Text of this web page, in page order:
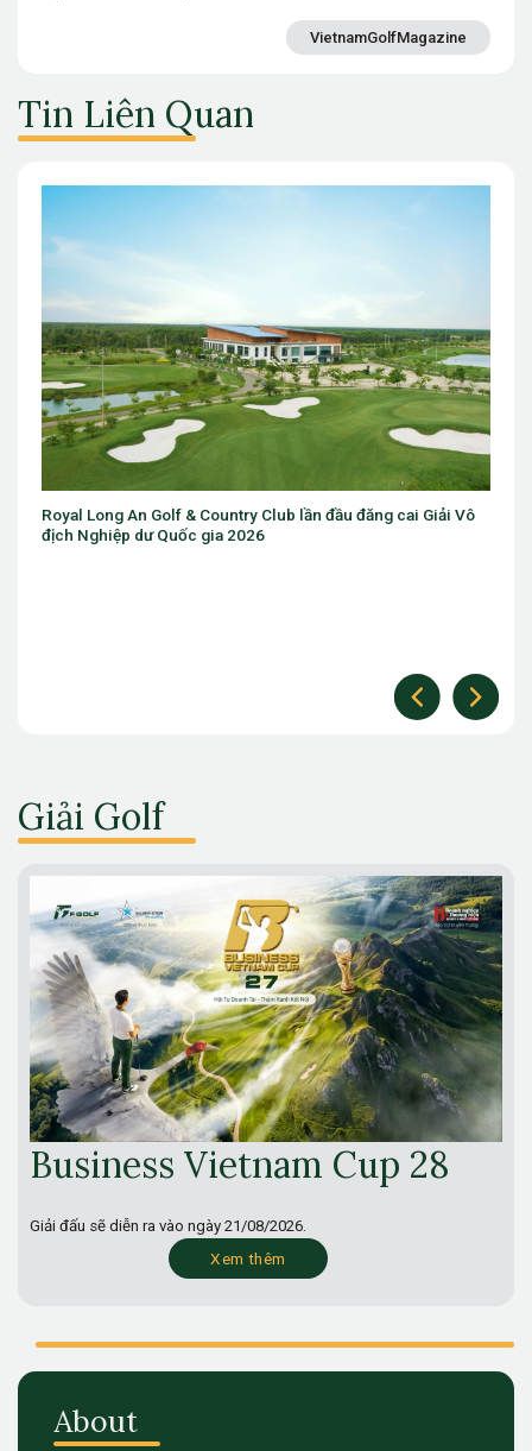
VietnamGolfMagazine
Tin Liên Quan
Sân golf trong nhà đầu tiên trên thế giới sắp ra mắt gần
Chicago
Giải Golf
Business Vietnam Cup 28
Giải đấu sẽ diễn ra vào ngày 21/08/2026.
Xem thêm
About